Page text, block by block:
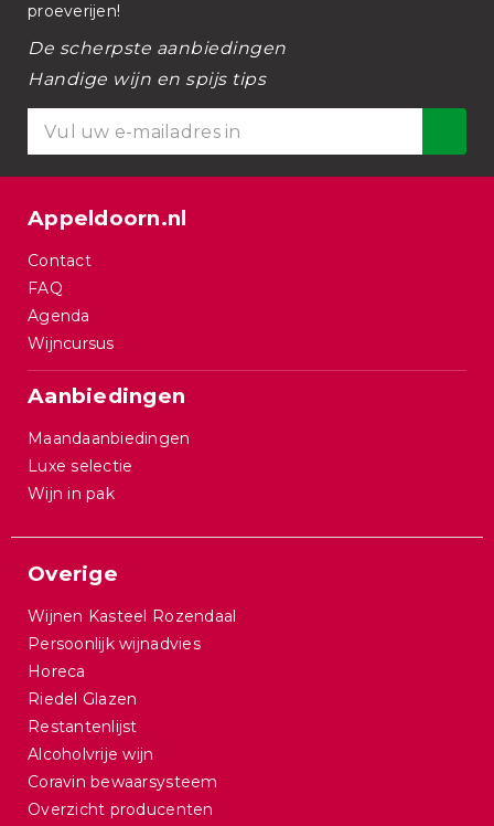
proeverijen!
De scherpste aanbiedingen
Handige wijn en spijs tips
Appeldoorn.nl
Contact
FAQ
Agenda
Wijncursus
Aanbiedingen
Maandaanbiedingen
Luxe selectie
Wijn in pak
Overige
Wijnen Kasteel Rozendaal
Persoonlijk wijnadvies
Horeca
Riedel Glazen
Restantenlijst
Alcoholvrije wijn
Coravin bewaarsysteem
Overzicht producenten